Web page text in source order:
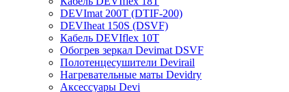
DEVImat 200T (DTIF-200)
DEVIheat 150S (DSVF)
Кабель DEVIflex 10T
Обогрев зеркал Devimat DSVF
Полотенцесушители Devirail
Нагревательные маты Devidry
Аксессуары Devi